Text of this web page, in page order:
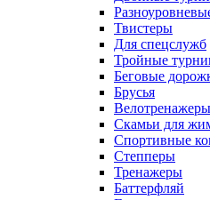
Твистеры
Для спецслужб
Тройные
Беговые
Брусья
Велотренажеры
Скамьи для
Спортивные
Степперы
Тренажеры
Баттерфляй